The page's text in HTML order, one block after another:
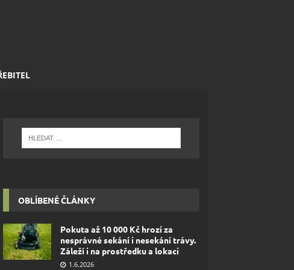
OBLÍBENÉ ČLÁNKY
Pokuta až 10 000 Kč hrozí za
nesprávné sekání i nesekání trávy.
Záleží i na prostředku a lokaci
1.6.2026